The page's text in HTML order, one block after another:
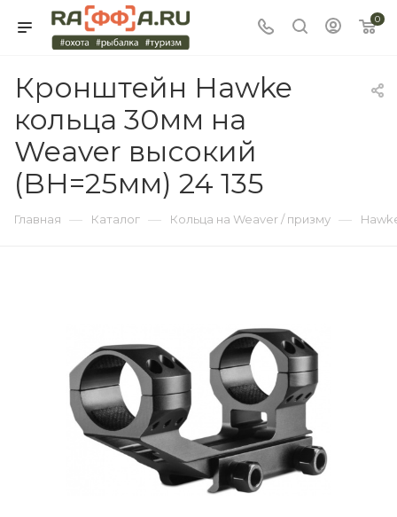
0
Кронштейн Hawke
кольца 30мм на
Weaver высокий
(BH=25мм) 24 135
Главная — Каталог — Кольца на Weaver / призму —